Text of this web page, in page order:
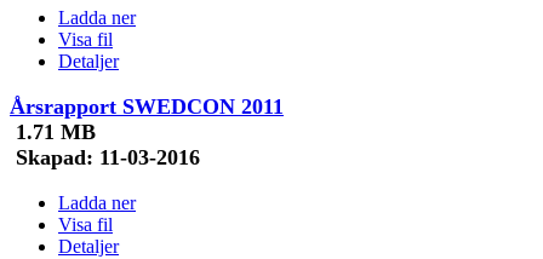
Ladda ner
Visa fil
Detaljer
Årsrapport SWEDCON 2011
1.71 MB
Skapad: 11-03-2016
Ladda ner
Visa fil
Detaljer